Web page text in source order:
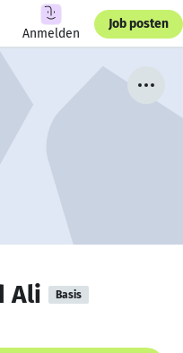
Anmelden
Job posten
Ali Basis